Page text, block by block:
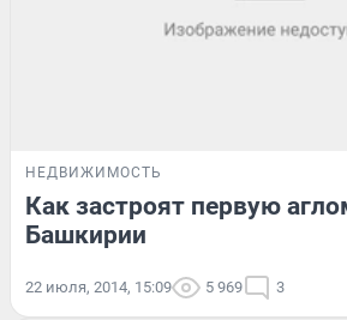
НЕДВИЖИМОСТЬ
Как застроят первую
Башкирии
22 июля, 2014, 15:09 5 969 3